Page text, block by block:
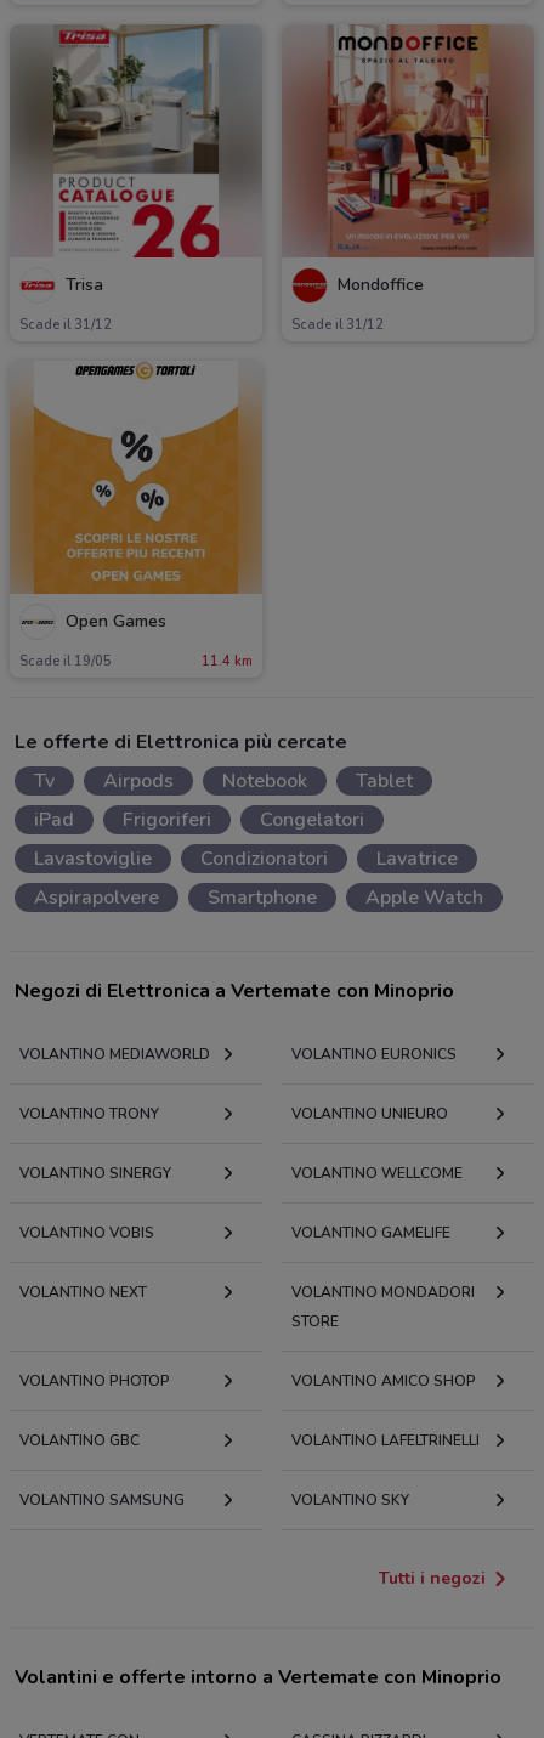
Trisa
Scade il 31/12
Mondoffice
Scade il 31/12
Open Games
Scade il 19/05 11.4 km
Le offerte di Elettronica più cercate
Tv
Airpods Notebook
Tablet
iPad
Frigoriferi
Congelatori
Lavastoviglie
Condizionatori
Lavatrice
Aspirapolvere
Smartphone Apple Watch
Negozi di Elettronica a Vertemate con Minoprio
VOLANTINO MEDIAWORLD VOLANTINO EURONICS
VOLANTINO TRONY VOLANTINO UNIEURO
VOLANTINO SINERGY VOLANTINO WELLCOME
VOLANTINO VOBIS VOLANTINO GAMELIFE
VOLANTINO NEXT
VOLANTINO MONDADORI
STORE
VOLANTINO PHOTOP VOLANTINO AMICO SHOP
VOLANTINO GBC VOLANTINO LAFELTRINELLI
VOLANTINO SAMSUNG VOLANTINO SKY
Tutti i negozi
Volantini e offerte intorno a Vertemate con Minoprio